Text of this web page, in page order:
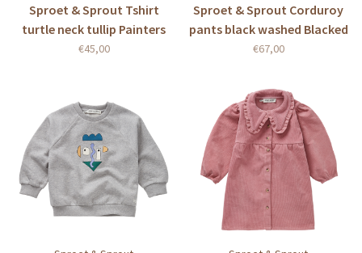
Sproet & Sprout Tshirt
turtle neck tullip Painters
blush
€45,00
Sproet & Sprout Corduroy
pants black washed Blacked
washed
€67,00